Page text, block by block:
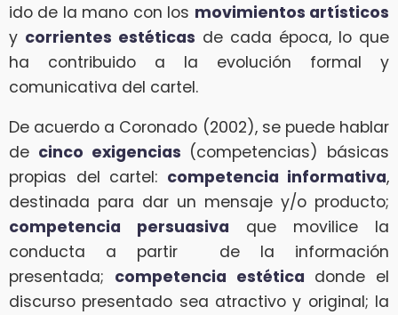
ido de la mano con los movimientos artísticos
y corrientes estéticas de cada época, lo que
ha contribuido a la evolución formal y
comunicativa del cartel.
De acuerdo a Coronado (2002), se puede hablar
de cinco exigencias (competencias) básicas
propias del cartel: competencia informativa,
destinada para dar un mensaje y/o producto;
competencia persuasiva que movilice la
conducta a partir de la información
presentada; competencia estética donde el
discurso presentado sea atractivo y original; la